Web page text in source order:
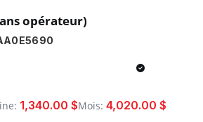
opérateur)
1,340.00 $Mois: 4,020.00 $